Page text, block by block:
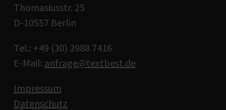
Thomasiusstr. 25
D-10557 Berlin
Tel.: +49 (30) 3988 7416
E-Mail: anfrage@textbest.de
Impressum
Datenschutz